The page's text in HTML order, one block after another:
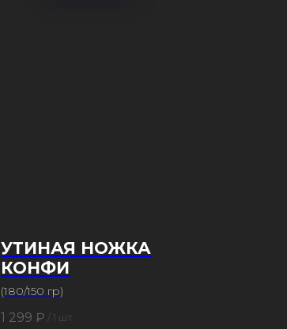
УТИНАЯ НОЖКА
КОНФИ
(180/150 гр)
1 299 ₽ / 1 шт